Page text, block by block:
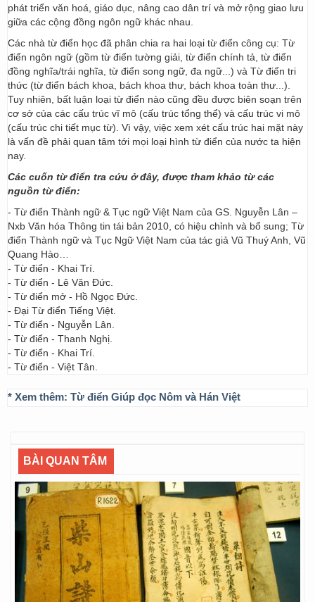
phát triển văn hoá, giáo dục, nâng cao dân trí và mở rộng giao lưu
giữa các cộng đồng ngôn ngữ khác nhau.
Các nhà từ điển học đã phân chia ra hai loại từ điển công cụ: Từ
điển ngôn ngữ (gồm từ điển tường giải, từ điển chính tả, từ điển
đồng nghĩa/trái nghĩa, từ điển song ngữ, đa ngữ...) và Từ điển tri
thức (từ điển bách khoa, bách khoa thư, bách khoa toàn thư...).
Tuy nhiên, bất luận loại từ điển nào cũng đều được biên soạn trên
cơ sở của các cấu trúc vĩ mô (cấu trúc tổng thể) và cấu trúc vi mô
(cấu trúc chi tiết mục từ). Vì vậy, việc xem xét cấu trúc hai mặt này
là vấn đề phải quan tâm tới mọi loại hình từ điển của nước ta hiện
nay.
Các cuốn từ điển tra cứu ở đây, được tham khảo từ các
nguồn từ điển:
- Từ điển Thành ngữ & Tục ngữ Việt Nam của GS. Nguyễn Lân –
Nxb Văn hóa Thông tin tái bản 2010, có hiệu chỉnh và bổ sung; Từ
điển Thành ngữ và Tục Ngữ Việt Nam của tác giả Vũ Thuý Anh, Vũ
Quang Hào…
- Từ điển - Khai Trí.
- Từ điển - Lê Văn Đức.
- Từ điển mở - Hồ Ngọc Đức.
- Đại Từ điển Tiếng Việt.
- Từ điển - Nguyễn Lân.
- Từ điển - Thanh Nghị.
- Từ điển - Khai Trí.
- Từ điển - Việt Tân.
* Xem thêm: Từ điển Giúp đọc Nôm và Hán Việt
BÀI QUAN TÂM